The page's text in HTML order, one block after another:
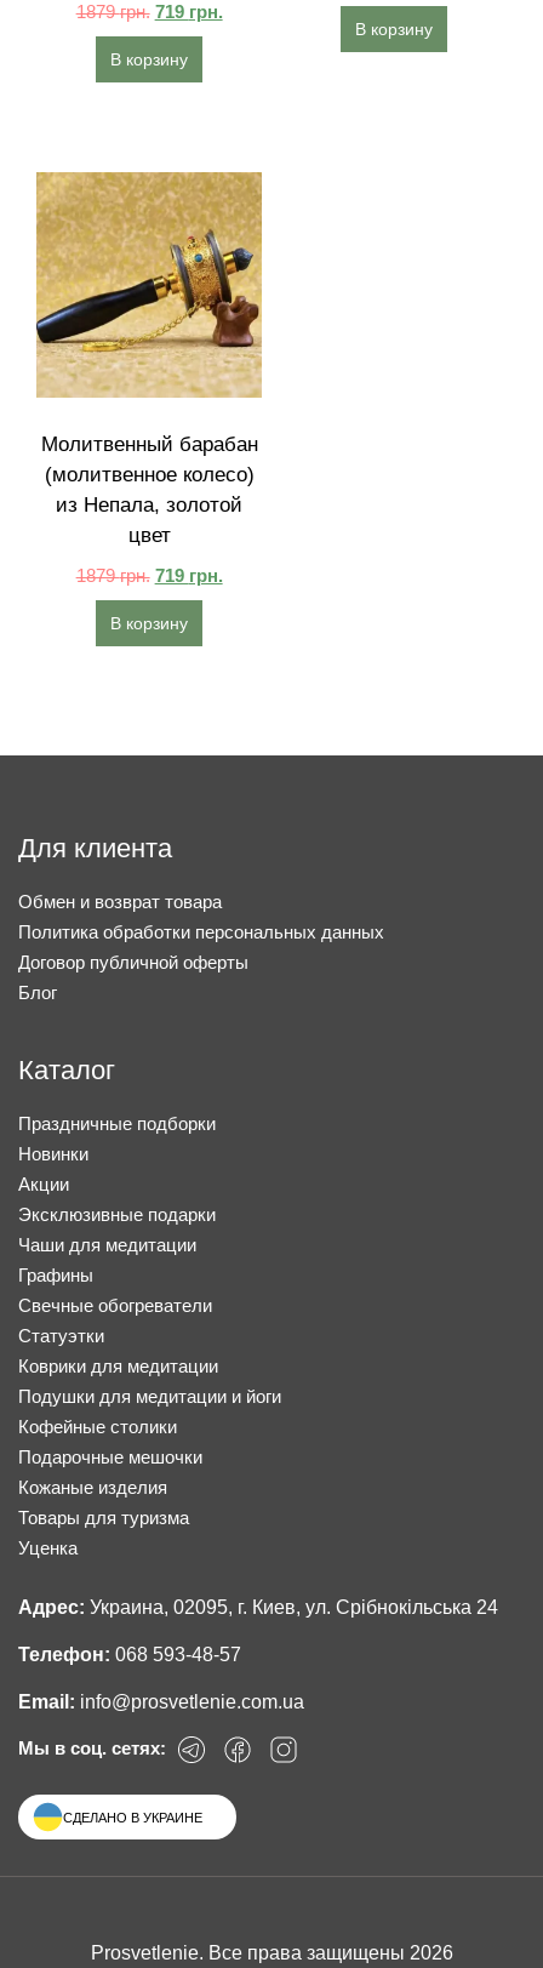
1879грн. 719 грн.
В корзину
В корзину
Молитвенный барабан
(молитвенное колесо)
из Непала, золотой
цвет
1879грн. 719 грн.
В корзину
Для клиента
Обмен и возврат товара
Политика обработки персональных данных
Договор публичной оферты
Блог
Каталог
Праздничные подборки
Новинки
Акции
Эксклюзивные подарки
Чаши для медитации
Графины
Свечные обогреватели
Статуэтки
Коврики для медитации
Подушки для медитации и йоги
Кофейные столики
Подарочные мешочки
Кожаные изделия
Товары для туризма
Уценка
Адрес: Украина, 02095, г. Киев, ул. Срібнокільська 24
Телефон: 068 593-48-57
Email: info@prosvetlenie.com.ua
Мы в соц. сетях:
СДЕЛАНО В УКРАИНЕ
Prosvetlenie. Все права защищены 2026